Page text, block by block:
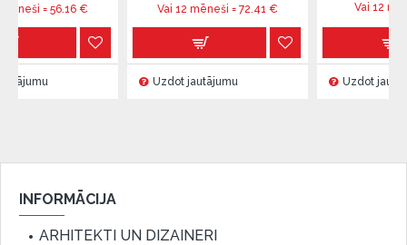
Vai 12 mēneši =72.41€
Uzdot jautājumu
Vai 12 mēneši =20€
Uzdot jautājumu
INFORMĀCIJA
ARHITEKTI UN DIZAINERI